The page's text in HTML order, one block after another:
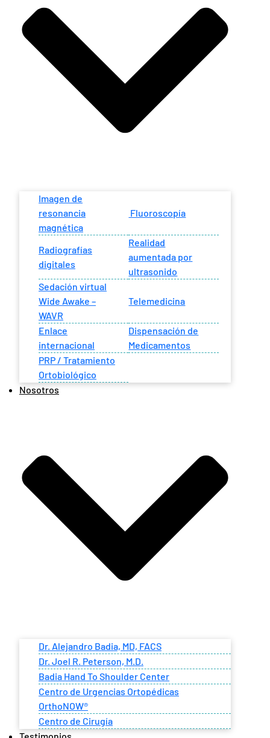
Imagen de
resonancia
magnética
Fluoroscopía
Radiografías
digitales
Realidad
aumentada por
ultrasonido
Sedación virtual
Wide Awake –
WAVR
Telemedicina
Enlace
internacional
Dispensación de
Medicamentos
PRP / Tratamiento
Ortobiológico
Nosotros
Dr. Alejandro Badia, MD, FACS
Dr. Joel R. Peterson, M.D.
Badia Hand To Shoulder Center
Centro de Urgencias Ortopédicas
OrthoNOW®
Centro de Cirugía